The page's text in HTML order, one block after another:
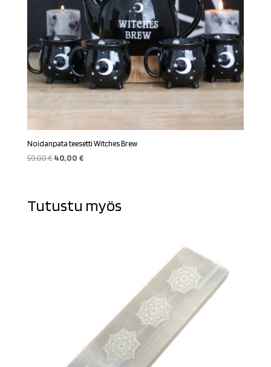
Noidanpata teesetti Witches Brew
59,00€ Alkuperäinen
59,00 €.
40,00 €Nykyinen
40,00 €.
Tutustu myös